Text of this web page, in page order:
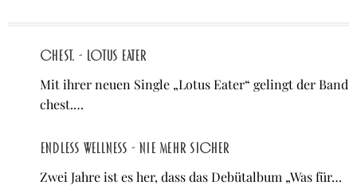
chest. - Lotus Eater
Mit ihrer neuen Single „Lotus Eater“ gelingt der Band
chest.…
Endless Wellness - Nie mehr sicher
Zwei Jahre ist es her, dass das Debütalbum „Was für…